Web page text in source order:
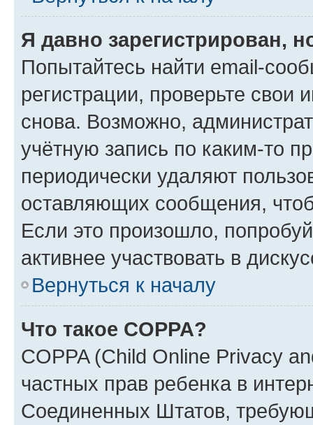
Я давно зарегистрирован,
Попытайтесь найти email-
регистрации, проверьте свои
снова. Возможно,
учётную запись по каким-то
периодически удаляют
оставляющих сообщения,
Если это произошло,
активнее участвовать в
Вернуться к началу
Что такое COPPA?
COPPA (Child Online Privacy
частных прав ребенка в
Соединенных Штатов,